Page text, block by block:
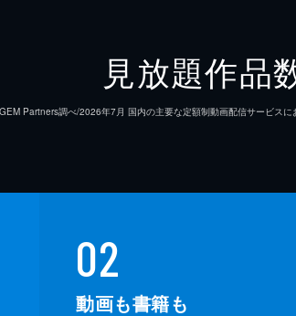
見放題作品
Partners調べ/2026年7⽉ 国内の主要な定額制動画配信サービス
02
動画も書籍も